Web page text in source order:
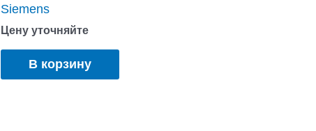
Siemens
Цену уточняйте
В корзину